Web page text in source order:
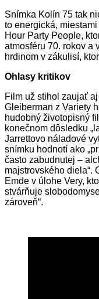
Snímka Kolín 75 tak
to energická,
Hour Party People,
atmosféru 70. rokov a
hrdinom v zákulisí,
Ohlasy kritikov
Film už stihol zaujať
Gleiberman z Variety
hudobný životopisný
konečnom dôsledku
Jarrettovo náladové
snímku hodnotí ako
často zabudnutej –
majstrovského diela“.
Emde v úlohe Very,
stvárňuje
zároveň“.